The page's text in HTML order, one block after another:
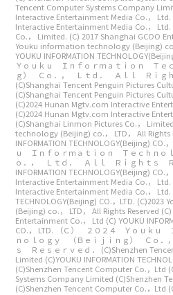
Tencent Computer Systems Company
Interactive Entertainment Media Co.， Ltd.
Interactive Entertainment Media Co.， Ltd.
Co.， Limited. (C) 2017 Shanghai GCOO
Youku information technology (Beijing) co.
YOUKU INFORMATION
Ｙｏｕｋｕ Ｉｎｆｏｒｍａｔｉｏｎ Ｔｅ
ｇ） Ｃｏ．， Ｌｔｄ． Ａｌｌ Ｒｉｇｈ
(C)Shanghai Tencent Penguin Pictures
(C)Shanghai Tencent Penguin Pictures
(C)2024 Hunan Mgtv.com Interactive
(C)2024 Hunan Mgtv.com Interactive
(C)Shanghai Linmon Pictures Co.，
technology (Beijing) co.， LTD， All Rights
INFORMATION TECHNOLOGY(Beijing) CO.
ｕ Ｉｎｆｏｒｍａｔｉｏｎ Ｔｅｃｈｎ
ｏ．， Ｌｔｄ． Ａｌｌ Ｒｉｇｈｔｓ Ｒ
INFORMATION TECHNOLOGY(Beijing) CO.
Interactive Entertainment Media Co.， Ltd.
Interactive Entertainment Media Co.， Ltd.
TECHNOLOGY(Beijing) CO.，LTD. (C)2023
(Beijing) co.， LTD， All Rights Reserved
Entertainment Co.， Ltd (C) YOUKU
CO.， LTD.
（Ｃ） ２０２４ Ｙｏｕｋｕ
ｎｏｌｏｇｙ （Ｂｅｉｊｉｎｇ） Ｃｏ
ｓ Ｒｅｓｅｒｖｅｄ． (C)Shenzhen
Limited (C)YOUKU INFORMATION
(C)Shenzhen Tencent Computer Co.，Ltd
Systems Company Limited (C)Shenzhen
(C)Shenzhen Tencent Computer Co.，Ltd